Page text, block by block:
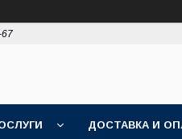
67
ДОСТАВКА И